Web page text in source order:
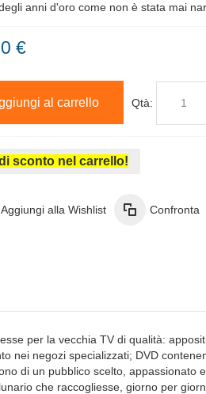
anni d'oro come non è stata mai
€
Qtà:
al carrello
sconto nel carrello!
Aggiungi alla Wishlist Confronta
per la vecchia TV di qualità:
nei negozi specializzati; DVD
di un pubblico scelto, appassionato
che raccogliesse, giorno per